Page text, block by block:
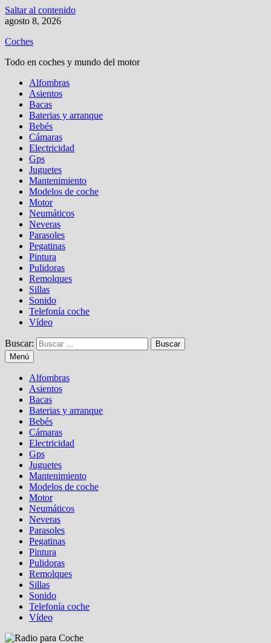
Saltar al contenido
agosto 8, 2026
Coches
Todo en coches y mundo del motor
Alfombras
Asientos
Bacas
Baterias y arranque
Bebés
Cámaras
Electricidad
Gps
Juguetes
Mantenimiento
Modelos de coche
Motor
Neumáticos
Neveras
Parasoles
Pegatinas
Pintura
Pulidoras
Remolques
Sillas
Sonido
Telefonía coche
Vídeo
Buscar:
Menú
Alfombras
Asientos
Bacas
Baterias y arranque
Bebés
Cámaras
Electricidad
Gps
Juguetes
Mantenimiento
Modelos de coche
Motor
Neumáticos
Neveras
Parasoles
Pegatinas
Pintura
Pulidoras
Remolques
Sillas
Sonido
Telefonía coche
Vídeo